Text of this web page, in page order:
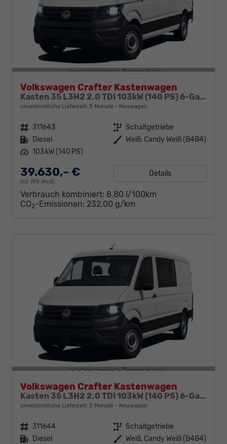
Volkswagen Crafter Kastenwagen
Kasten 35 L3H2 2.0 TDI 103kW (140 PS) 6-Gang-Schaltgetriebe
unverbindliche Lieferzeit: 3 Monate Neuwagen
Fahrzeugnr. 311643 Getriebe Schaltgetriebe
Kraftstoff Diesel Außenfarbe Weiß, Candy Weiß (B4B4)
Leistung 103 kW (140 PS)
39.630,– €
incl. 19% MwSt.
Details
Verbrauch kombiniert: 8,80 l/100km
CO2-Emissionen: 232,00 g/km
Volkswagen Crafter Kastenwagen
Kasten 35 L3H2 2.0 TDI 103kW (140 PS) 6-Gang-Schaltgetriebe
unverbindliche Lieferzeit: 3 Monate Neuwagen
Fahrzeugnr. 311644 Getriebe Schaltgetriebe
Kraftstoff Diesel Außenfarbe Weiß, Candy Weiß (B4B4)